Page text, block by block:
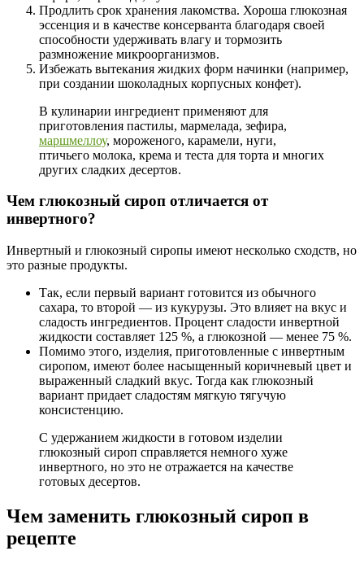
Продлить срок хранения лакомства. Хороша глюкозная
эссенция и в качестве консерванта благодаря своей
способности удерживать влагу и тормозить
размножение микроорганизмов.
Избежать вытекания жидких форм начинки (например,
при создании шоколадных корпусных конфет).
В кулинарии ингредиент применяют для
приготовления пастилы, мармелада, зефира,
маршмеллоу, мороженого, карамели, нуги,
птичьего молока, крема и теста для торта и многих
других сладких десертов.
Чем глюкозный сироп отличается от
инвертного?
Инвертный и глюкозный сиропы имеют несколько сходств, но
это разные продукты.
Так, если первый вариант готовится из обычного
сахара, то второй — из кукурузы. Это влияет на вкус и
сладость ингредиентов. Процент сладости инвертной
жидкости составляет 125 %, а глюкозной — менее 75 %.
Помимо этого, изделия, приготовленные с инвертным
сиропом, имеют более насыщенный коричневый цвет и
выраженный сладкий вкус. Тогда как глюкозный
вариант придает сладостям мягкую тягучую
консистенцию.
С удержанием жидкости в готовом изделии
глюкозный сироп справляется немного хуже
инвертного, но это не отражается на качестве
готовых десертов.
Чем заменить глюкозный сироп в
рецепте